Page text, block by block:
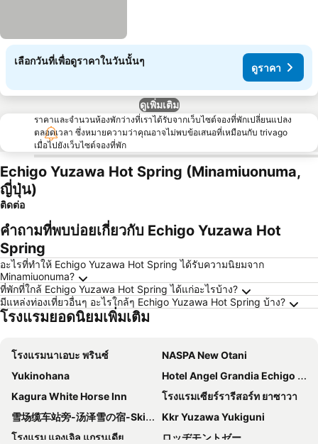
เลือกวันที่เพื่อดูราคาในวันนั้นๆ
ดูราคา
ดูเพิ่มเติม
ราคาและจำนวนห้องพักว่างที่เราได้รับจากเว็บไซต์จองที่พักเปลี่ยนแปลง
ตลอดเวลา ซึ่งหมายความว่าคุณอาจไม่พบข้อเสนอที่เหมือนกับ trivago
เมื่อไปยังเว็บไซต์จองที่พัก
Echigo Yuzawa Hot Spring (Minamiuonuma,
ญี่ปุ่น)
ติดต่อ
คำถามที่พบบ่อยเกี่ยวกับ Echigo Yuzawa Hot
Spring
อะไรที่ทำให้ Echigo Yuzawa Hot Spring ได้รับความนิยมจาก
Minamiuonuma?
ที่พักที่ใกล้ Echigo Yuzawa Hot Spring ได้แก่อะไรบ้าง?
มีแหล่งท่องเที่ยวอื่นๆ อะไรใกล้ๆ Echigo Yuzawa Hot Spring บ้าง?
โรงแรมยอดนิยมเพิ่มเติม
โรงแรมนาเอบะ พรินซ์
NASPA New Otani
Yukinohana
Hotel Angel Grandia Echigo Nakazato
Kagura White Horse Inn
โรงแรมเซียร์รารีสอร์ท ยาซาวา
雪场缆车站旁-汤泽雪の宿-Ski IN Ski OUT-全新装修
Kkr Yuzawa Yukiguni
โรงแรม แองเจิล แกรนเดีย
ロッヂモントゼー